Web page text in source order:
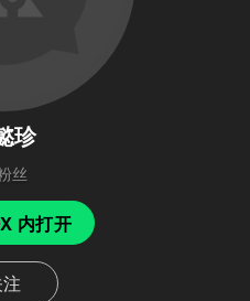
珍
丝
内打开
注